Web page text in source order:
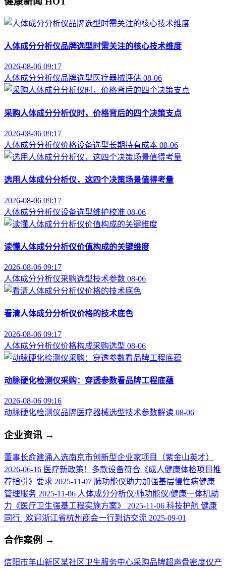
人体成分分析仪品牌选型时需关注的核心技术维度
2026-08-06 09:17
人体成分分析仪品牌选型 医疗器械评估 08-06
采购人体成分分析仪时，价格背后的四个决策支点
2026-08-06 09:17
人体成分分析仪价格设备选型长期持有成本 08-06
选用人体成分分析仪，这四个决策场景值得考量
2026-08-06 09:17
人体成分分析仪设备选型维护校准 08-06
读懂人体成分分析仪价值构成的关键维度
2026-08-06 09:17
人体成分分析仪采购选型技术参数 08-06
看清人体成分分析仪价格的技术底色
2026-08-06 09:17
人体成分分析仪价格构成采购选型 08-06
动脉硬化检测仪采购：穿透参数看品牌工程底蕴
2026-08-06 09:16
动脉硬化检测仪品牌医疗器械选型技术参数解读 08-06
企业资讯 →
董事长俞建涌入选南京市创新型企业家项目（紫金山英才）
2026-06-16 医疗新政策！多款设备符合《成人健康体检项目推
荐指引》要求 2025-11-07 肺功能仪助力加强基层慢性病健康
管理服务 2025-11-06 人体成分分析仪/肺功能仪/健康一体机助
力《医疗卫生强基工程实施方案》
2025-11-06 科技护航 健康
同行 | 欢迎浙江省杭州商会一行到访交流 2025-09-01
合作案例 →
信阳市羊山新区某社区卫生服务中心采购品牌超声骨密度仪产